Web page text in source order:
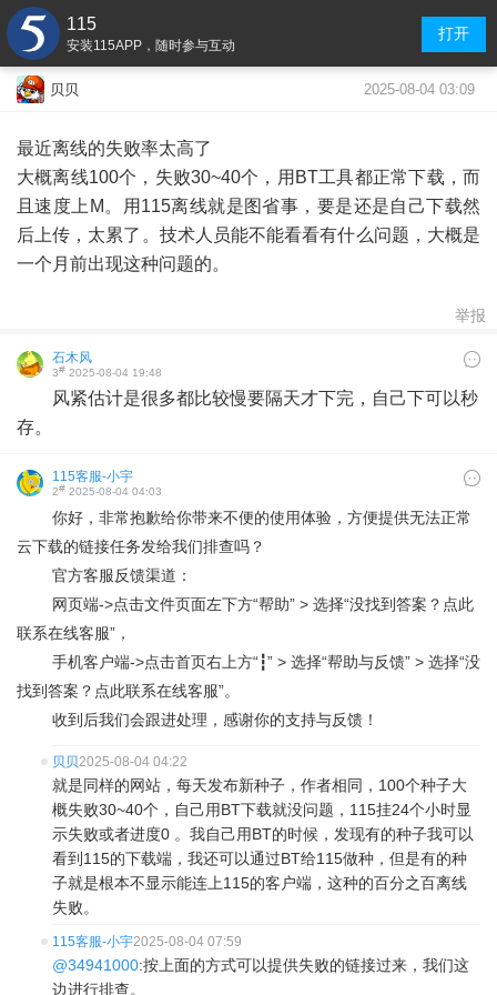
115
安装115APP，随时参与互动
打开
贝贝 2025-08-04 03:09
最近离线的失败率太高了
大概离线100个，失败30~40个，用BT工具都正常下载，而
且速度上M。用115离线就是图省事，要是还是自己下载然
后上传，太累了。技术人员能不能看看有什么问题，大概是
一个月前出现这种问题的。
举报
石木风
3# 2025-08-04 19:48
风紧估计是很多都比较慢要隔天才下完，自己下可以秒
存。
115客服-小宇
2# 2025-08-04 04:03
你好，非常抱歉给你带来不便的使用体验，方便提供无法正常
云下载的链接任务发给我们排查吗？
官方客服反馈渠道：
网页端->点击文件页面左下方“帮助” > 选择“没找到答案？点此
联系在线客服”，
手机客户端->点击首页右上方“┇” > 选择“帮助与反馈” > 选择“没
找到答案？点此联系在线客服”。
收到后我们会跟进处理，感谢你的支持与反馈！
贝贝2025-08-04 04:22
就是同样的网站，每天发布新种子，作者相同，100个种子大
概失败30~40个，自己用BT下载就没问题，115挂24个小时显
示失败或者进度0 。我自己用BT的时候，发现有的种子我可以
看到115的下载端，我还可以通过BT给115做种，但是有的种
子就是根本不显示能连上115的客户端，这种的百分之百离线
失败。
115客服-小宇2025-08-04 07:59
@34941000:按上面的方式可以提供失败的链接过来，我们这
边进行排查。